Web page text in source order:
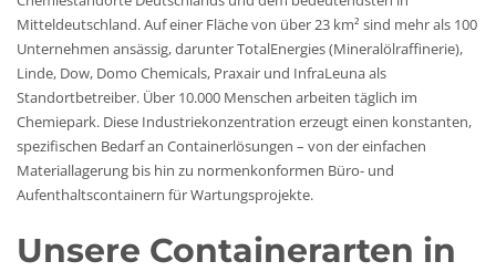
Mitteldeutschland. Auf einer Fläche von über 23 km² sind mehr als 100
Unternehmen ansässig, darunter TotalEnergies (Mineralölraffinerie),
Linde, Dow, Domo Chemicals, Praxair und InfraLeuna als
Standortbetreiber. Über 10.000 Menschen arbeiten täglich im
Chemiepark. Diese Industriekonzentration erzeugt einen konstanten,
spezifischen Bedarf an Containerlösungen – von der einfachen
Materiallagerung bis hin zu normenkonformen Büro- und
Aufenthaltscontainern für Wartungsprojekte.
Unsere Containerarten in